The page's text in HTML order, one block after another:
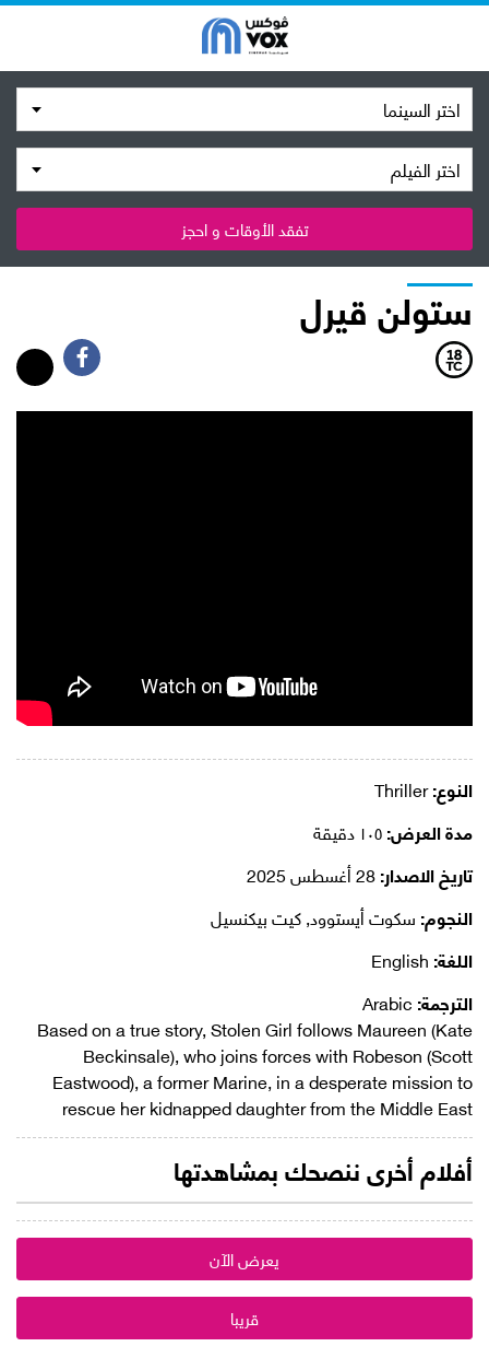
اختر السينما
اختر الفيلم
تفقد الأوقات و احجز
ستولن قيرل
النوع:Thriller
مدة العرض:
تاريخ الاصدار:
النجوم:سكوت أيستوود, كيت بيكنسيل
اللغة:
الترجمة:
Based on a true story, Stolen Girl follows Maureen (Kate
Beckinsale), who joins forces with Robeson (Scott
Eastwood), a former Marine, in a desperate mission to
rescue her kidnapped daughter from the Middle East
أفلام أخرى ننصحك بمشاهدتها
يعرض الآن
قريبا